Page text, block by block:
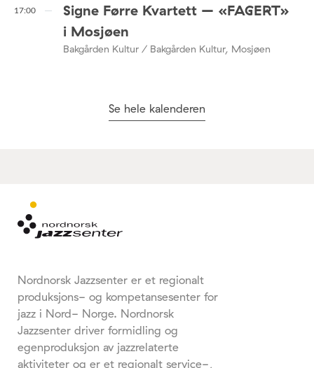
17:00
Signe Førre Kvartett – «FAGERT»
i Mosjøen
Bakgården Kultur / Bakgården Kultur, Mosjøen
Se hele kalenderen
Nordnorsk Jazzsenter er et regionalt
produksjons- og kompetansesenter for
jazz i Nord- Norge. Nordnorsk
Jazzsenter driver formidling og
egenproduksjon av jazzrelaterte
aktiviteter og er et regionalt service-,